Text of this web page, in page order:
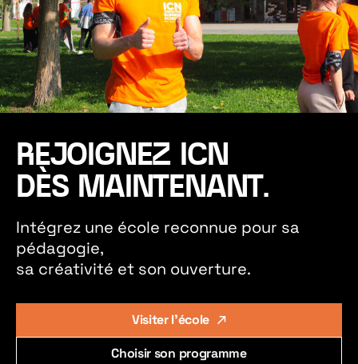
REJOIGNEZ ICN
DÈS MAINTENANT.
Intégrez une école reconnue pour sa
pédagogie,
sa créativité et son ouverture.
Visiter l'école
Choisir son programme